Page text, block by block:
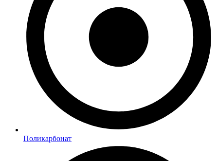
Поликарбонат